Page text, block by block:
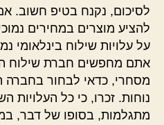
לסיכום, נקנח בטיפ חשוב.
להציע מוצרים במחירים
על עלויות שילוח בינלאומי
אתם מחפשים חברת שילוח
מסחרי, כדאי לבחור בחברה
נוחות. זכרו, כי כל העלויות
מתגלמות, בסופו של דבר,